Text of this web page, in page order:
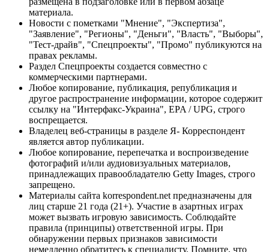
материала.
Новости с пометками "Мнение", "Экспертиза",
"Заявление", "Регионы", "Деньги", "Власть", "Выборы",
"Тест-драйв", "Спецпроекты", "Промо" публикуются на
правах рекламы.
Раздел Спецпроекты создается совместно с
коммерческими партнерами.
Любое копирование, публикация, републикация и
другое распространение информации, которое содержит
ссылку на "Интерфакс-Украина", EPA / UPG, строго
воспрещается.
Владелец веб-страницы в разделе Я- Корреспондент
является автор публикации.
Любое копирование, перепечатка и воспроизведение
фотографий и/или аудиовизуальных материалов,
принадлежащих правообладателю Getty Images, строго
запрещено.
Материалы сайта korrespondent.net предназначены для
лиц старше 21 года (21+). Участие в азартных играх
может вызвать игровую зависимость. Соблюдайте
правила (принципы) ответственной игры. При
обнаружении первых признаков зависимости
немедленно обратитесь к специалисту. Помните, что